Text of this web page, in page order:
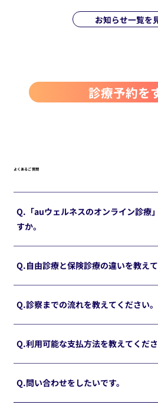
お知らせ一覧を
診療予約を
よくあるご質問
Q.「auウェルネスのオンライン診療
すか。
Q.自由診療と保険診療の違いを教えて
Q.診察までの流れを教えてください。
Q.利用可能な支払方法を教えてくださ
Q.問い合わせをしたいです。